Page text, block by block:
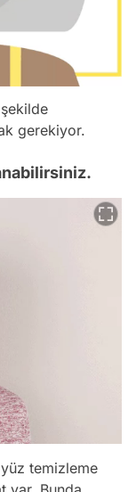
gerekiyor.
temizleme